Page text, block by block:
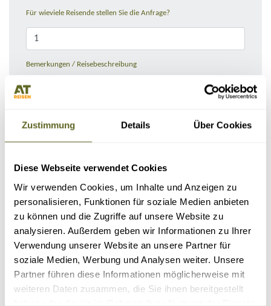
Zustimmung Details Über Cookies
Diese Webseite verwendet Cookies
Wir verwenden Cookies, um Inhalte und Anzeigen zu
personalisieren, Funktionen für soziale Medien anbieten
zu können und die Zugriffe auf unsere Website zu
analysieren. Außerdem geben wir Informationen zu Ihrer
Verwendung unserer Website an unsere Partner für
soziale Medien, Werbung und Analysen weiter. Unsere
Partner führen diese Informationen möglicherweise mit
weiteren Daten zusammen, die Sie ihnen bereitgestellt
Für wieviele Reisende stellen Sie die Anfrage?
Bemerkungen / Reisebeschreibung
KONTAKTDATEN